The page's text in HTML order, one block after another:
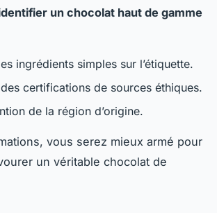
un chocolat haut de gamme
ingrédients simples sur l’étiquette.
certifications de sources éthiques.
de la région d’origine.
vous serez mieux armé pour
un véritable chocolat de